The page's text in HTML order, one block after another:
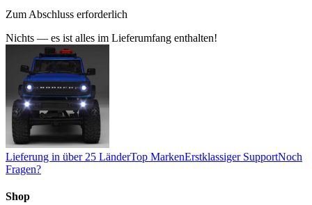
Zum Abschluss erforderlich
Nichts — es ist alles im Lieferumfang enthalten!
Lieferung in über 25 LänderTop MarkenErstklassiger SupportNoch
Fragen?
Shop